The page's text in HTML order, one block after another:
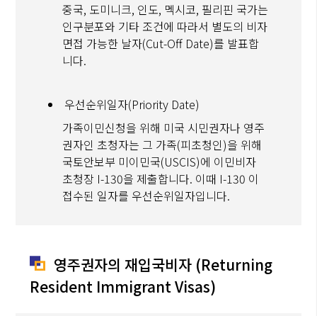
중국, 도미니크, 인도, 멕시코, 필리핀 국가는
인구분포와 기타 조건에 따라서 별도의 비자
면접 가능한 날자(Cut-Off Date)를 발표합
니다.
우선순위일자(Priority Date)
가족이민신청을 위해 미국 시민권자나 영주
권자인 초청자는 그 가족(피초청인)을 위해
국토안보부 미이민국(USCIS)에 이민비자
초청장 I-130을 제출합니다. 이때 I-130 이
접수된 일자를 우선순위일자입니다.
영주권자의 재입국비자 (Returning
Resident Immigrant Visas)